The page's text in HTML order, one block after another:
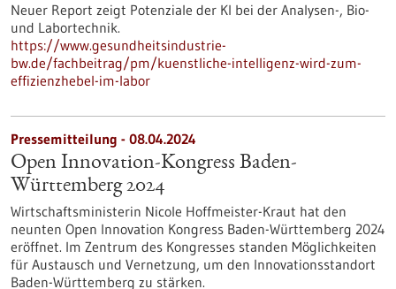
Neuer Report zeigt Potenziale der KI bei der Analysen-, Bio-
und Labortechnik.
https://www.gesundheitsindustrie-
bw.de/fachbeitrag/pm/kuenstliche-intelligenz-wird-zum-
effizienzhebel-im-labor
Pressemitteilung - 08.04.2024
Open Innovation-Kongress Baden-
Württemberg 2024
Wirtschaftsministerin Nicole Hoffmeister-Kraut hat den
neunten Open Innovation Kongress Baden-Württemberg 2024
eröffnet. Im Zentrum des Kongresses standen Möglichkeiten
für Austausch und Vernetzung, um den Innovationsstandort
Baden-Württemberg zu stärken.